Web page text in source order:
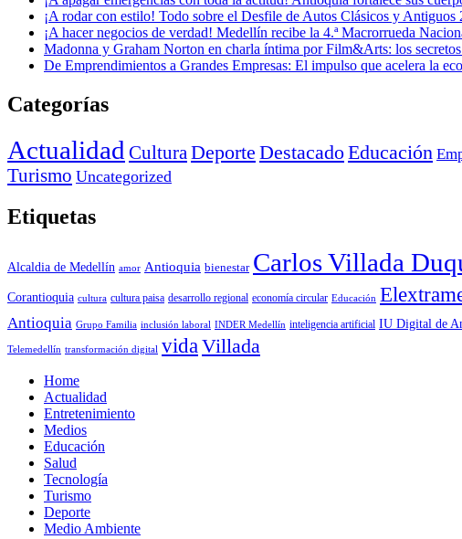
¡A rodar con estilo! Todo sobre el Desfile de Autos Clásicos y
¡A hacer negocios de verdad! Medellín recibe la 4.ª Macrorrueda
Madonna y Graham Norton en charla íntima por Film&Arts: los
De Emprendimientos a Grandes Empresas: El impulso que acelera la
Categorías
Actualidad Cultura Deporte DestacadoEducación
Turismo Uncategorized
Etiquetas
Alcaldia de Medellín amor Antioquia bienestar Carlos Villada
Corantioquia cultura cultura paisa desarrollo regional economía circular Educación
Antioquia Grupo Familia inclusión laboral INDER Medellín inteligencia artificial IU Digital de
Telemedellín transformación digital vida Villada
Home
Actualidad
Entretenimiento
Medios
Educación
Salud
Tecnología
Turismo
Deporte
Medio Ambiente